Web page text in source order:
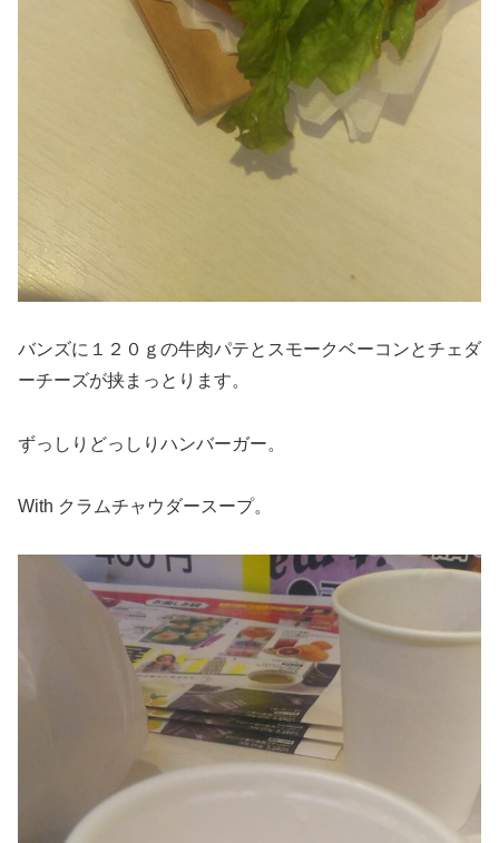
バンズに１２０ｇの牛肉パテとスモークベーコンとチェダ
ーチーズが挟まっとります。
ずっしりどっしりハンバーガー。
With クラムチャウダースープ。